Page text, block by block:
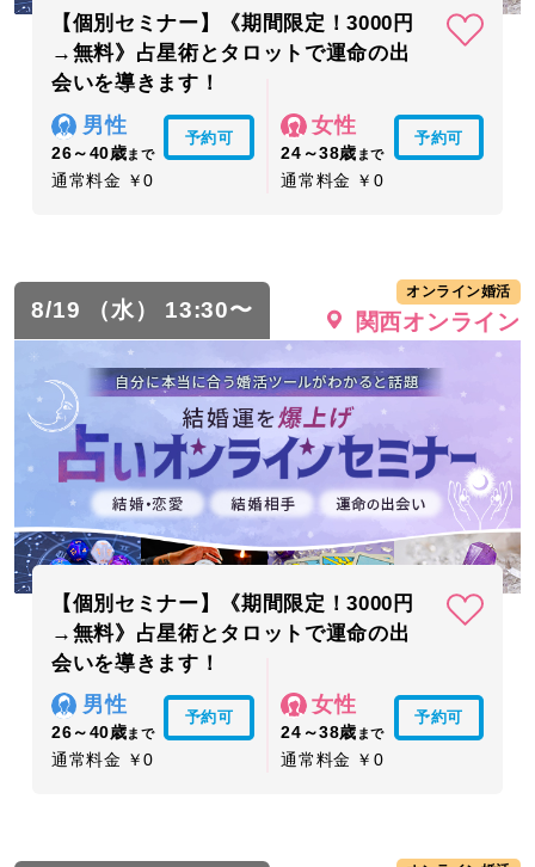
【個別セミナー】《期間限定！3000円
→無料》占星術とタロットで運命の出
会いを導きます！
男性
26～40歳まで
予約可
通常料金 ￥0
女性
24～38歳 まで
予約可
通常料金 ￥0
8/19 （水） 13:30〜
オンライン婚活
関西オンライン
【個別セミナー】《期間限定！3000円
→無料》占星術とタロットで運命の出
会いを導きます！
男性
26～40歳まで
予約可
通常料金 ￥0
女性
24～38歳 まで
予約可
通常料金 ￥0